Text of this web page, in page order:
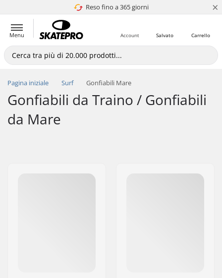
Reso fino a 365 giorni
4.8 di 5 ×
Menu Carrello
Salvato
Account
Pagina iniziale Surf Gonfiabili Mare
Gonfiabili da Traino / Gonfiabili
da Mare